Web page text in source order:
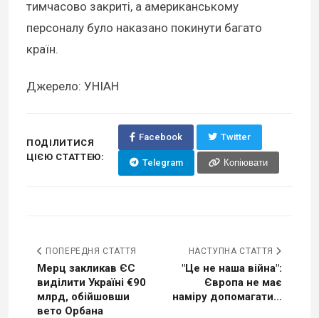
тимчасово закриті, а американському
персоналу було наказано покинути багато
країн.
Джерело: УНІАН
ПОДІЛИТИСЯ
ЦІЄЮ СТАТТЕЮ:
Facebook Twitter
Telegram Копіювати
ПОПЕРЕДНЯ СТАТТЯ
Мерц закликав ЄС
виділити Україні €90
млрд, обійшовши
вето Орбана
НАСТУПНА СТАТТЯ
"Це не наша війна":
Європа не має
наміру допомагати...